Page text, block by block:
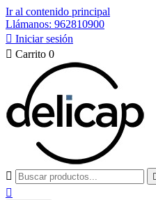
Ir al contenido principal
Llámanos: 962810900
 Iniciar sesión
 Carrito 0
 
